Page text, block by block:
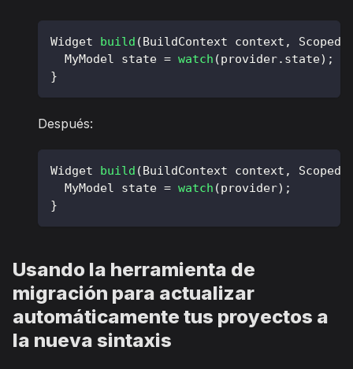
Widget build (BuildContext context ,
MyModel state = watch (provider. state) ;
}
Después:
Widget build (BuildContext context ,
MyModel state = watch (provider) ;
}
Usando la herramienta de
migración para actualizar
automáticamente tus proyectos a
la nueva sintaxis